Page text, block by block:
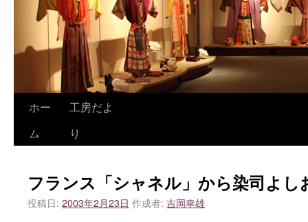
ホー
ム
工房だよ
り
フランス「シャネル」から染司よし
投稿日: 2003年2月23日 作成者: 吉岡幸雄